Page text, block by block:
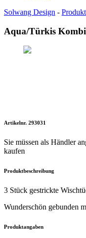
Solwang Design -
Aqua/Türkis
Artikelnr. 293031
Sie müssen als Händler
kaufen
Produktbeschreibung
3 Stück gestrickte
Wunderschön gebunden
Produktangaben